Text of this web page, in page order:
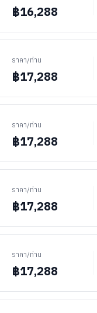
฿16,288
ราคา/ท่าน
฿17,288
ราคา/ท่าน
฿17,288
ราคา/ท่าน
฿17,288
ราคา/ท่าน
฿17,288